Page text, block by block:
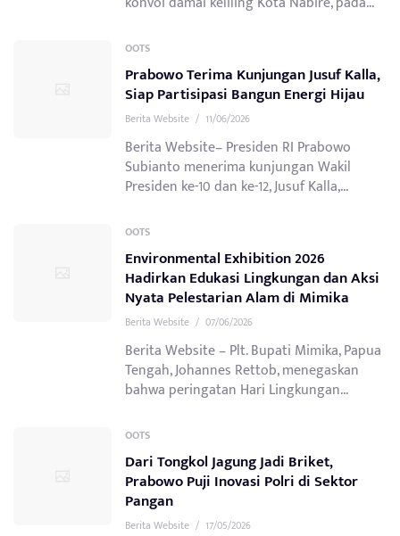
OOTS
Prabowo Terima Kunjungan Jusuf Kalla,
Siap Partisipasi Bangun Energi Hijau
Berita Website / 11/06/2026
Berita Website– Presiden RI Prabowo
Subianto menerima kunjungan Wakil
Presiden ke-10 dan ke-12, Jusuf Kalla,...
OOTS
Environmental Exhibition 2026
Hadirkan Edukasi Lingkungan dan Aksi
Nyata Pelestarian Alam di Mimika
Berita Website / 07/06/2026
Berita Website – Plt. Bupati Mimika, Papua
Tengah, Johannes Rettob, menegaskan
bahwa peringatan Hari Lingkungan...
OOTS
Dari Tongkol Jagung Jadi Briket,
Prabowo Puji Inovasi Polri di Sektor
Pangan
Berita Website / 17/05/2026